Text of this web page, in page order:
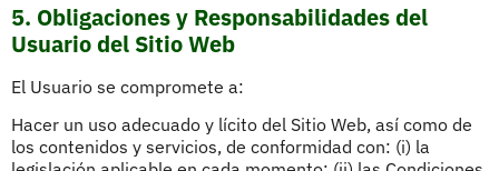
5. Obligaciones y Responsabilidades del
Usuario del Sitio Web
El Usuario se compromete a:
Hacer un uso adecuado y lícito del Sitio Web, así como de
los contenidos y servicios, de conformidad con: (i) la